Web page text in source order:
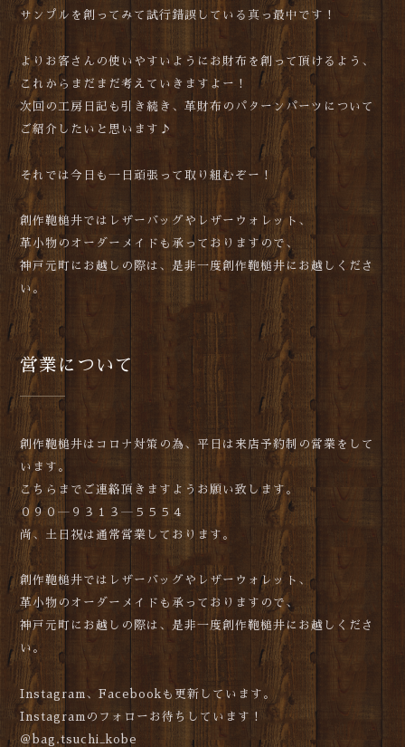
サンプルを創ってみて試行錯誤している真っ最中です！
よりお客さんの使いやすいようにお財布を創って頂けるよう、
これからまだまだ考えていきますよー！
次回の工房日記も引き続き、革財布のパターンパーツについて
ご紹介したいと思います♪
それでは今日も一日頑張って取り組むぞー！
創作鞄槌井ではレザーバッグやレザーウォレット、
革小物のオーダーメイドも承っておりますので、
神戸元町にお越しの際は、是非一度創作鞄槌井にお越しくださ
い。
営業について
創作鞄槌井はコロナ対策の為、平日は来店予約制の営業をして
います。
こちらまでご連絡頂きますようお願い致します。
０９０―９３１３―５５５４
尚、土日祝は通常営業しております。
創作鞄槌井ではレザーバッグやレザーウォレット、
革小物のオーダーメイドも承っておりますので、
神戸元町にお越しの際は、是非一度創作鞄槌井にお越しくださ
い。
Instagram、Facebookも更新しています。
Instagramのフォローお待ちしています！
＠bag.tsuchi_kobe